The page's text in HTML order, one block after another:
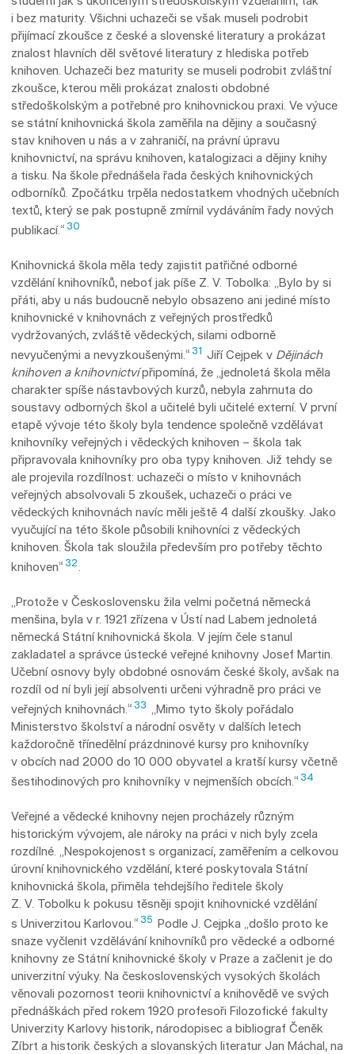
i bez maturity. Všichni uchazeči se však museli podrobit
přijímací zkoušce z české a slovenské literatury a prokázat
znalost hlavních děl světové literatury z hlediska potřeb
knihoven. Uchazeči bez maturity se museli podrobit zvláštní
zkoušce, kterou měli prokázat znalosti obdobné
středoškolským a potřebné pro knihovnickou praxi. Ve výuce
se státní knihovnická škola zaměřila na dějiny a součas­ný
stav knihoven u nás a v zahraničí, na právní úpravu
knihovnictví, na správu knihoven, katalogizaci a dějiny knihy
a tisku. Na škole přednášela řada českých knihovnických
odborníků. Zpočátku trpěla nedostatkem vhod­ných učebních
textů, který se pak postupně zmírnil vydáváním řady nových
publikací.“ 30
Knihovnická škola měla tedy zajistit patřičné odborné
vzdělání knihovníků, neboť jak píše Z. V. Tobolka: „Bylo by si
přáti, aby u nás budoucně nebylo obsazeno ani jediné místo
knihovnické v knihovnách z veřejných pro­střed­ků
vydržovaných, zvláště vědeckých, sila­mi odborně
nevyučenými a nevyzkoušený­mi.“ 31 Jiří Cejpek v Dějinách
knihoven a knihovnictvípřipomíná, že „jednoletá škola měla
charakter spíše nástavbových kurzů, nebyla zahrnuta do
soustavy odborných škol a učitelé byli učitelé externí. V první
etapě vývoje této školy byla tendence společně vzdělávat
knihovníky veřejných i vědeckých knihoven – škola tak
připravovala knihovníky pro oba typy knihoven. Již tehdy se
ale projevila rozdílnost: uchazeči o místo v knihovnách
veřejných absolvovali 5 zkoušek, uchazeči o práci ve
vědeckých knihovnách navíc měli ještě 4 další zkoušky. Jako
vyučující na této škole působili knihovníci z vědeckých
knihoven. Škola tak sloužila především pro potřeby těchto
knihoven“ 32.
„Protože v Československu žila velmi početná německá
menšina, byla v r. 1921 zřízena v Ústí nad Labem jednoletá
německá Státní knihovnická škola. V jejím čele stanul
zakladatel a správce ústecké veřejné knihovny Josef Martin.
Učební osnovy byly obdobné osnovám české školy, avšak na
rozdíl od ní byli její absolventi určeni výhradně pro práci ve
veřejných knihovnách.“ 33 „Mimo tyto školy pořádalo
Ministerstvo školství a národní osvěty v dalších letech
každoročně třínedělní prázdninové kursy pro knihovníky
v obcích nad 2000 do 10 000 obyvatel a kratší kursy včetně
šestihodinových pro knihovníky v nejmenších obcích.“ 34
Veřejné a vědecké knihovny nejen procházely různým
historickým vývojem, ale nároky na práci v nich byly zcela
rozdílné. „Nespokojenost s organizací, zaměřením a celkovou
úrov­ní knihovnického vzdělání, které poskytovala Státní
knihovnická škola, přiměla tehdejšího ředitele školy
Z. V. Tobolku k pokusu těsněji spojit knihovnické vzdělání
s Univerzitou Karlovou.“ 35 Podle J. Cejpka „došlo proto ke
snaze vyčlenit vzdělávání knihovníků pro vědecké a odborné
knihovny ze Státní knihovnické školy v Praze a začlenit je do
univerzitní výuky. Na československých vysokých školách
věnovali pozornost teorii knihovnictví a knihovědě ve svých
přednáškách před rokem 1920 profesoři Filozofické fakulty
Univerzity Karlovy historik, národopisec a bibliograf Čeněk
Zíbrt a historik českých a slovanských literatur Jan Máchal, na